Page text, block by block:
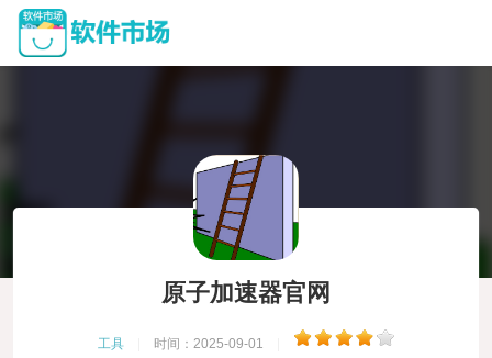
原子加速器官网
工具 时间：2025-09-01